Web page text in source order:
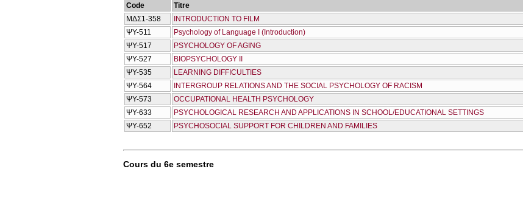
Code Titre
ΜΔΣ1-358
INTRODUCTION TO FILM
ΨΥ-511
Psychology of Language I (Introduction)
ΨΥ-517
PSYCHOLOGY OF AGING
ΨΥ-527
BIOPSYCHOLOGY II
ΨΥ-535
LEARNING DIFFICULTIES
ΨΥ-564
INTERGROUP RELATIONS AND THE SOCIAL PSYCHOLOGY OF RACISM
ΨΥ-573
OCCUPATIONAL HEALTH PSYCHOLOGY
ΨΥ-633
PSYCHOLOGICAL RESEARCH AND APPLICATIONS IN SCHOOL/EDUCATIONAL SETTINGS
ΨΥ-652
PSYCHOSOCIAL SUPPORT FOR CHILDREN AND FAMILIES
Cours du 6e semestre